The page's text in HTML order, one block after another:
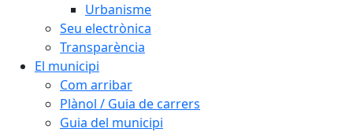
Urbanisme
Seu electrònica
Transparència
El municipi
Com arribar
Plànol / Guia de carrers
Guia del municipi